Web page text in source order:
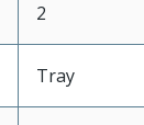
2
Tray